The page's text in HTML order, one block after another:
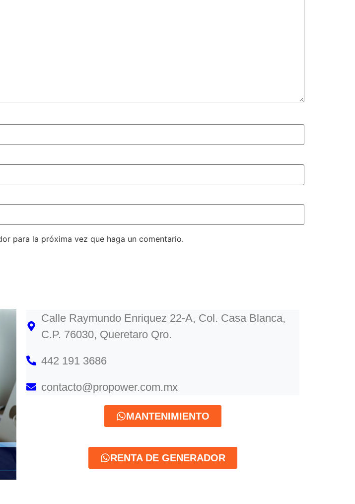
para la próxima vez que haga un comentario.
Calle Raymundo Enriquez 22-A, Col. Casa Blanca,
C.P. 76030, Queretaro Qro.
442 191 3686
contacto@propower.com.mx
MANTENIMIENTO
RENTA DE GENERADOR